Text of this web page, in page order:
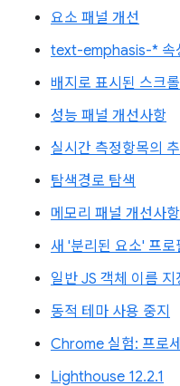
요소 패널 개선
text-emphasis-* 속
배지로 표시된 스크
성능 패널 개선사항
실시간 측정항목의
탐색경로 탐색
메모리 패널 개선사항
새 '분리된 요소' 프로
일반 JS 객체 이름 지
동적 테마 사용 중지
Chrome 실험: 프로
Lighthouse 12.2.1